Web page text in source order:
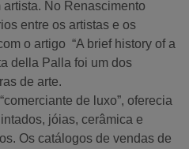
No Renascimento
entre os artistas e os
o artigo “A brief history of a
della Palla foi um dos
de arte.
de luxo”, oferecia
jóias, cerâmica e
Os catálogos de vendas de